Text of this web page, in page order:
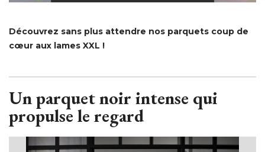
Découvrez sans plus attendre nos parquets coup de
cœur aux lames XXL !
Un parquet noir intense qui
propulse le regard